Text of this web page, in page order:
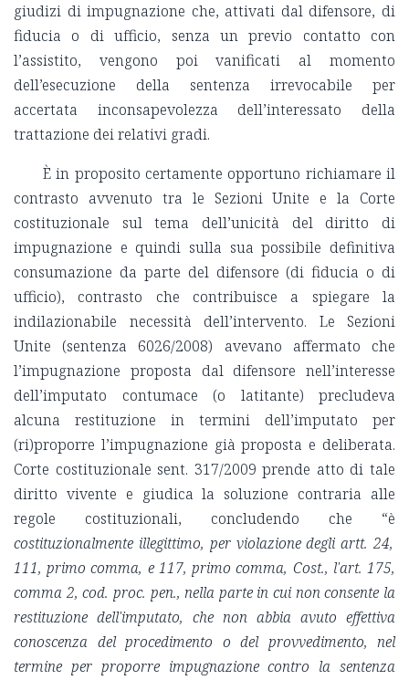
giudizi di impugnazione che, attivati dal difensore, di
fiducia o di ufficio, senza un previo contatto con
l’assistito, vengono poi vanificati al momento
dell’esecuzione della sentenza irrevocabile per
accertata inconsapevolezza dell’interessato della
trattazione dei relativi gradi.
È in proposito certamente opportuno richiamare il
contrasto avvenuto tra le Sezioni Unite e la Corte
costituzionale sul tema dell’unicità del diritto di
impugnazione e quindi sulla sua possibile definitiva
consumazione da parte del difensore (di fiducia o di
ufficio), contrasto che contribuisce a spiegare la
indilazionabile necessità dell’intervento. Le Sezioni
Unite (sentenza 6026/2008) avevano affermato che
l’impugnazione proposta dal difensore nell’interesse
dell’imputato contumace (o latitante) precludeva
alcuna restituzione in termini dell’imputato per
(ri)proporre l’impugnazione già proposta e deliberata.
Corte costituzionale sent. 317/2009 prende atto di tale
diritto vivente e giudica la soluzione contraria alle
regole costituzionali, concludendo che “è
costituzionalmente illegittimo, per violazione degli artt. 24,
111, primo comma, e 117, primo comma, Cost., l'art. 175,
comma 2, cod. proc. pen., nella parte in cui non consente la
restituzione dell'imputato, che non abbia avuto effettiva
conoscenza del procedimento o del provvedimento, nel
termine per proporre impugnazione contro la sentenza